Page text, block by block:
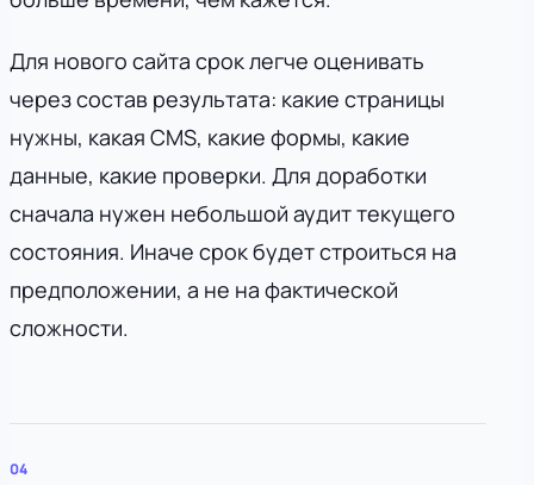
Для нового сайта срок легче оценивать
через состав результата: какие страницы
нужны, какая CMS, какие формы, какие
данные, какие проверки. Для доработки
сначала нужен небольшой аудит текущего
состояния. Иначе срок будет строиться на
предположении, а не на фактической
сложности.